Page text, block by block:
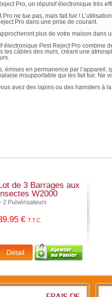
Pro, un répulsif électronique très
Pro ne tue pas, mais fait fuir !
Pro dans une prise de courant.
plus de votre maison dans
électronique Pest Reject Pro combine
les câbles des murs, créant une
émises en permanence par l’appareil,
insupportable qui les fait fuir. Ne
avez des lapins ou des hamsters à
de 3 Barrages aux
W2000
2 Pulvérisateurs
.95 € T.T.C.